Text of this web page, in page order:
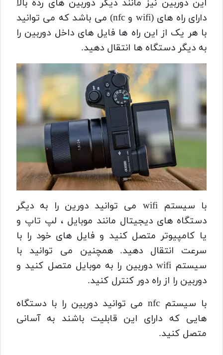
این دوربین نیز مانند دیگر دوربین های رده بالا
دارای راه های (wifi و nfc) می باشد که می توانید
با هر یک از این راه ها فایل های داخل دوربین را
به دیگر دستگاه ها انتقال دهید.
با سیستم wifi می توانید دورین را به دیگر
دستگاه های دیجیتال مانند موبایل ، لپ تاپ و
یا کامپیوتر متصل کنید و فایل های خود را با
سرعت انتقال دهید.همچنین می توانید با
سیستم wifi دوربین را به موبایل متصل کنید و
دوربین را از راه دور کنترل کنید.
با سیستم nfc می توانید دوربین را با دستگاه
هایی که دارای این قابلیت باشند به آسانی
متصل کنید.